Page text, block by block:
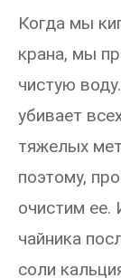
Когда мы
крана, мы
чистую
убивает
тяжелых
поэтому,
очистим ее.
чайника
соли